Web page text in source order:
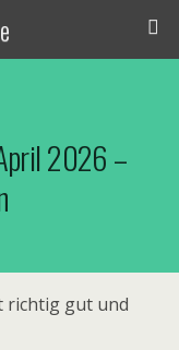
2026 –
richtig gut und